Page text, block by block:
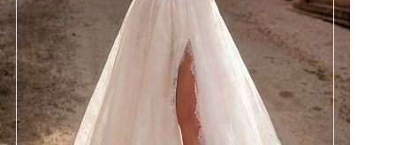
Размеры
42, 44, 46, 48, 50, 52, 54, 56,
Цвет
Айвори
Силуэт
Пышный
Кружево
Жемчуг